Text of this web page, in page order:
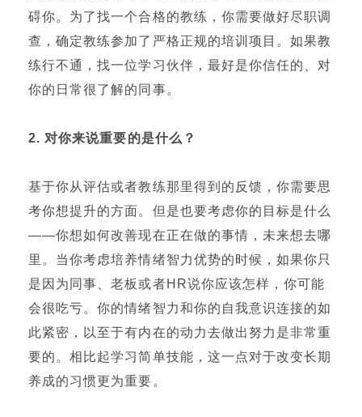
碍你。为了找一个合格的教练，你需要做好尽职调
查，确定教练参加了严格正规的培训项目。如果教
练行不通，找一位学习伙伴，最好是你信任的、对
你的日常很了解的同事。
2. 对你来说重要的是什么？
基于你从评估或者教练那里得到的反馈，你需要思
考你想提升的方面。但是也要考虑你的目标是什么
——你想如何改善现在正在做的事情，未来想去哪
里。当你考虑培养情绪智力优势的时候，如果你只
是因为同事、老板或者HR说你应该怎样，你可能
会很吃亏。你的情绪智力和你的自我意识连接的如
此紧密，以至于有内在的动力去做出努力是非常重
要的。相比起学习简单技能，这一点对于改变长期
养成的习惯更为重要。